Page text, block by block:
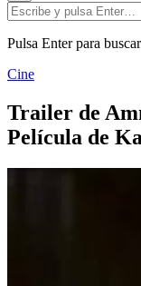
Pulsa Enter para buscar
Cine
Trailer de
Película de